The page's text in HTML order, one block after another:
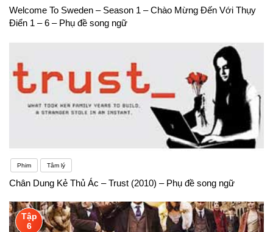
Welcome To Sweden – Season 1 – Chào Mừng Đến Với Thụy
Điển 1 – 6 – Phụ đề song ngữ
Phim Tâm lý
Chân Dung Kẻ Thủ Ác – Trust (2010) – Phụ đề song ngữ
Tập
6